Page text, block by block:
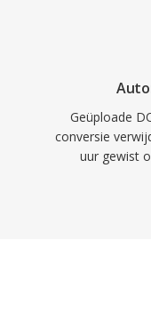
Geüploade
conversie
uur gewist